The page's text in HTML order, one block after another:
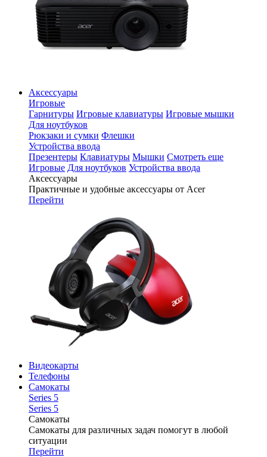
Аксессуары
Игровые
Гарнитуры Игровые клавиатуры Игровые мышки
Для ноутбуков
Рюкзаки и сумки Флешки
Устройства ввода
Презентеры Клавиатуры Мышки Смотреть еще
Игровые Для ноутбуков Устройства ввода
Аксессуары
Практичные и удобные аксессуары от Acer
Перейти
Видеокарты
Телефоны
Самокаты
Series 5
Series 5
Самокаты
Самокаты для различных задач помогут в любой
ситуации
Перейти